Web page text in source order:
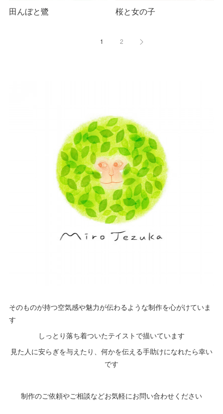
田んぼと鷺 桜と女の子
1 2
そのものが持つ空気感や魅力が伝わるような制作を心がけていま
す
しっとり落ち着ついたテイストで描いています
見た人に安らぎを与えたり、何かを伝える手助けになれたら幸い
です
制作のご依頼やご相談などお気軽にお問い合わせください